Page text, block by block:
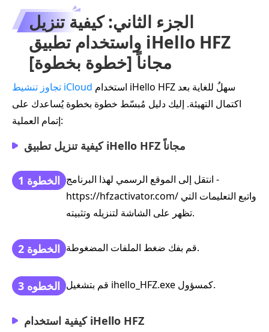
الجزء الثاني: كيفية تنزيل
واستخدام تطبيق iHello HFZ
مجاناً [خطوة بخطوة]
تجاوز تنشيط iCloud
اكتمال التهيئة. إليك دليل مُبسّط خطوة بخطوة يُساعدك على
إتمام العملية:
كيفية تنزيل تطبيق iHello HFZ مجاناً
الخطوة 1 انتقل إلى الموقع الرسمي لهذا البرنامج -
https://hfzactivator.com/ واتبع التعليمات التي
تظهر على الشاشة لتنزيله وتثبيته.
الخطوة 2 قم بفك ضغط الملفات المضغوطة.
الخطوه 3 قم بتشغيل ihello_HFZ.exe كمسؤول.
كيفية استخدام iHello HFZ